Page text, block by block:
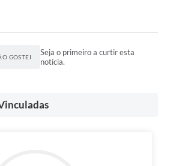
GOSTEI
Seja o primeiro a curtir esta
notícia.